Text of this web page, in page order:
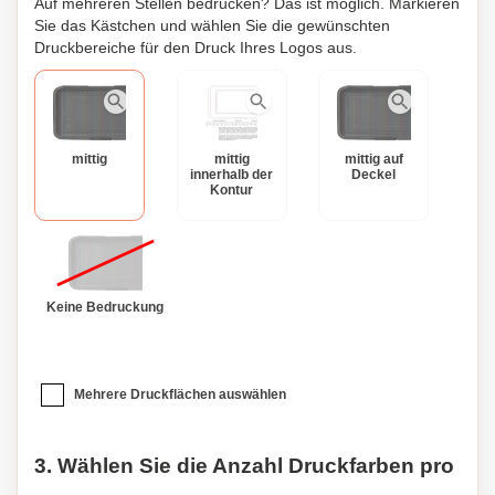
Note verleiht. Ob Ihr Name, ein lustiges Muster oder ein
besonderes Design - machen Sie es zu Ihrem ganz
persönlichen Hingucker mit dieser personalisierten
Pausenbox.
Sie das Kästchen und wählen Sie die gewünschten
Druckbereiche für den Druck Ihres Logos aus.
mittig
mittig
innerhalb der
Kontur
mittig auf
Deckel
Keine Bedruckung
Mehrere Druckflächen auswählen
3. Wählen Sie die Anzahl Druckfarben pro